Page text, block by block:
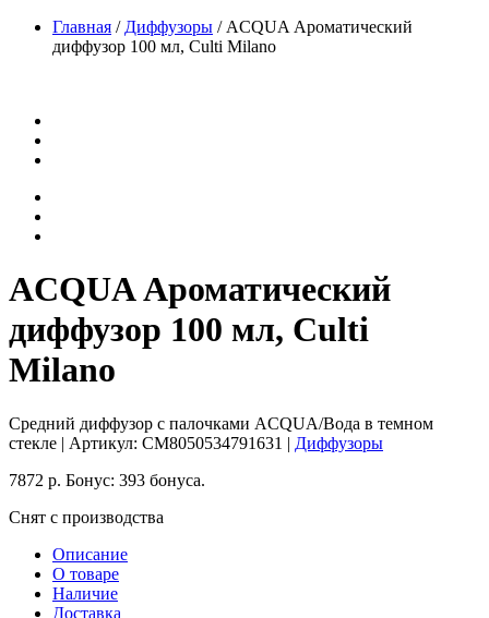
Главная / Диффузоры / ACQUA Ароматический
диффузор 100 мл, Culti Milano
ACQUA Ароматический
диффузор 100 мл, Culti
Milano
Средний диффузор с палочками ACQUA/Вода в темном
стекле | Артикул: CM8050534791631 | Диффузоры
7872 р. Бонус: 393 бонуса.
Снят с производства
Описание
О товаре
Наличие
Доставка